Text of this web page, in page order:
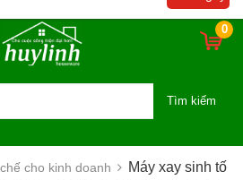
0
Tìm kiếm
cho kinh doanh
Máy xay sinh tố